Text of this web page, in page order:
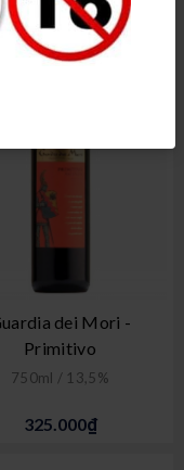
dei Mori -
Primitivo
750ml / 13,5%
325.000₫